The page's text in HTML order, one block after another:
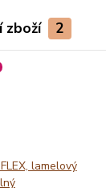
zboží 2